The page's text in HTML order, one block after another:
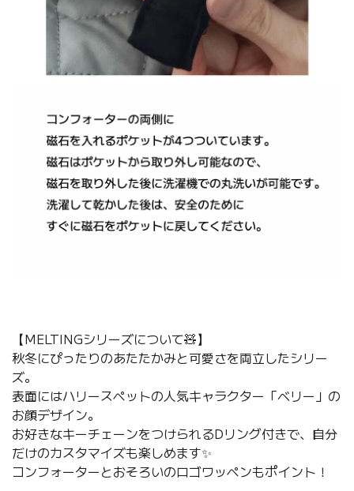
【MELTINGシリーズについて🧸】
秋冬にぴったりのあたたかみと可愛さを両立したシリー
ズ。
表面にはハリースペットの人気キャラクター「ベリー」の
お顔デザイン。
お好きなキーチェーンをつけられるDリング付きで、自分
だけのカスタマイズも楽しめます✨
コンフォーターとおそろいのロゴワッペンもポイント！